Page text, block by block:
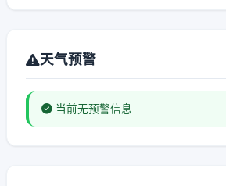
天气预警
当前无预警信息